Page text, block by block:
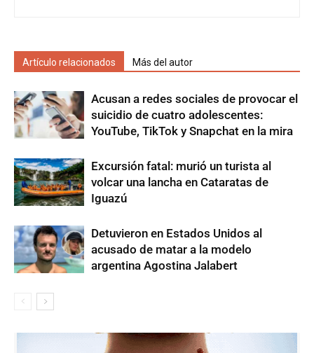
Artículo relacionados Más del autor
Acusan a redes sociales de provocar el
suicidio de cuatro adolescentes:
YouTube, TikTok y Snapchat en la mira
Excursión fatal: murió un turista al
volcar una lancha en Cataratas de
Iguazú
Detuvieron en Estados Unidos al
acusado de matar a la modelo
argentina Agostina Jalabert